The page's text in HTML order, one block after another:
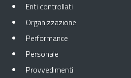
Enti controllati
Organizzazione
Performance
Personale
Provvedimenti